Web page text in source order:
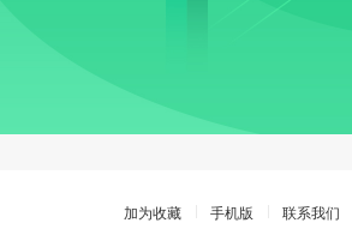
加为收藏 手机版 联系我们